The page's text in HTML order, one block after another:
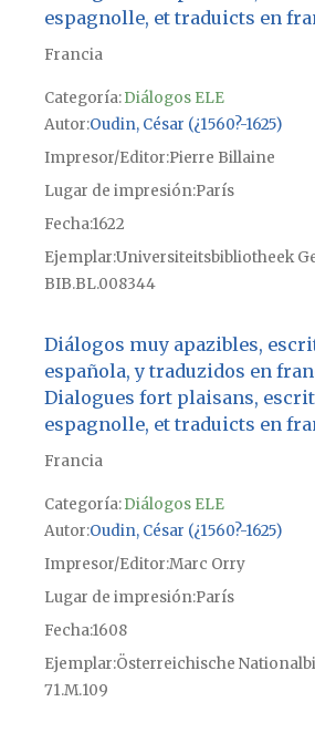
espagnolle, et traduicts en
Francia
Categoría:Diálogos ELE
Autor Oudin, César (¿1560?-1625)
Impresor/Editor Pierre Billaine
Lugar de impresiónParís
Fecha1622
Ejemplar Universiteitsbibliotheek
BIB.BL.008344
Diálogos muy apazibles,
española, y traduzidos en
Dialogues fort plaisans,
espagnolle, et traduicts en
Francia
Categoría:Diálogos ELE
Autor Oudin, César (¿1560?-1625)
Impresor/Editor Marc Orry
Lugar de impresiónParís
Fecha1608
Ejemplar Österreichische
71.M.109